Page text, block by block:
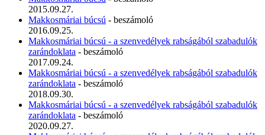
2015.09.27.
Makkosmáriai búcsú - beszámoló
2016.09.25.
Makkosmáriai búcsú - a szenvedélyek rabságából szabadulók
zarándoklata - beszámoló
2017.09.24.
Makkosmáriai búcsú - a szenvedélyek rabságából szabadulók
zarándoklata - beszámoló
2018.09.30.
Makkosmáriai búcsú - a szenvedélyek rabságából szabadulók
zarándoklata - beszámoló
2020.09.27.